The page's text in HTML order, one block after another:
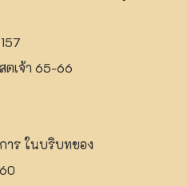
เจ้า 65-66
ในบริบทของ